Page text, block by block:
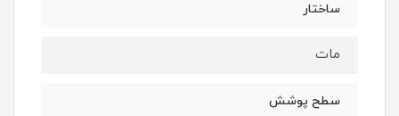
ساختار
مات
سطح پوشش